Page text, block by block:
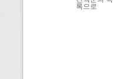
록으로